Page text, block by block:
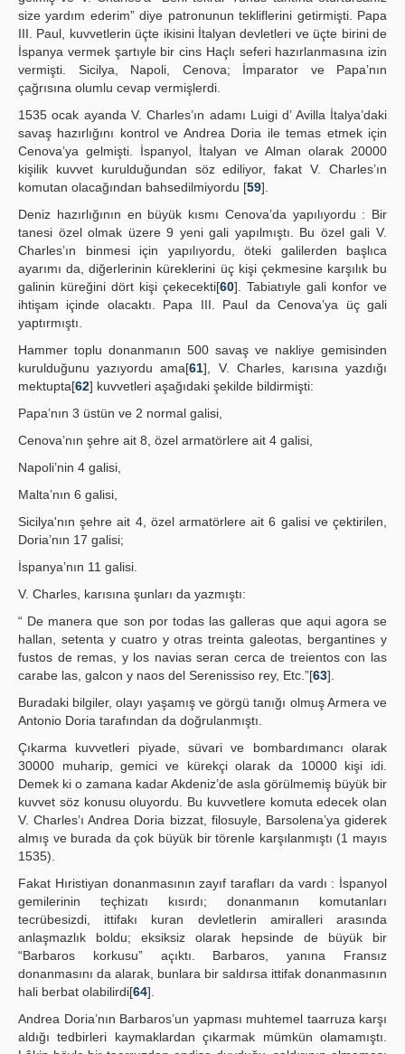
size yardım ederim” diye patronunun tekliflerini getirmişti. Papa
III. Paul, kuvvetlerin üçte ikisini İtalyan devletleri ve üçte birini de
İspanya vermek şartıyle bir cins Haçlı seferi hazırlanmasına izin
vermişti. Sicilya, Napoli, Cenova; İmparator ve Papa’nın
çağrısına olumlu cevap vermişlerdi.
1535 ocak ayanda V. Charles’ın adamı Luigi d’ Avilla İtalya’daki
savaş hazırlığını kontrol ve Andrea Doria ile temas etmek için
Cenova’ya gelmişti. İspanyol, İtalyan ve Alman olarak 20000
kişilik kuvvet kurulduğundan söz ediliyor, fakat V. Charles’ın
komutan olacağından bahsedilmiyordu [59].
Deniz hazırlığının en büyük kısmı Cenova’da yapılıyordu : Bir
tanesi özel olmak üzere 9 yeni gali yapılmıştı. Bu özel gali V.
Charles’ın binmesi için yapılıyordu, öteki galilerden başlıca
ayarımı da, diğerlerinin küreklerini üç kişi çekmesine karşılık bu
galinin küreğini dört kişi çekecekti[60]. Tabiatıyle gali konfor ve
ihtişam içinde olacaktı. Papa III. Paul da Cenova’ya üç gali
yaptırmıştı.
Hammer toplu donanmanın 500 savaş ve nakliye gemisinden
kurulduğunu yazıyordu ama[61], V. Charles, karısına yazdığı
mektupta[62] kuvvetleri aşağıdaki şekilde bildirmişti:
Papa’nın 3 üstün ve 2 normal galisi,
Cenova’nın şehre ait 8, özel armatörlere ait 4 galisi,
Napoli’nin 4 galisi,
Malta’nın 6 galisi,
Sicilya'nın şehre ait 4, özel armatörlere ait 6 galisi ve çektirilen,
Doria’nın 17 galisi;
İspanya’nın 11 galisi.
V. Charles, karısına şunları da yazmıştı:
“ De manera que son por todas las galleras que aqui agora se
hallan, setenta y cuatro y otras treinta galeotas, bergantines y
fustos de remas, y los navias seran cerca de treientos con las
carabe las, galcon y naos del Serenissiso rey, Etc.”[63].
Buradaki bilgiler, olayı yaşamış ve görgü tanığı olmuş Armera ve
Antonio Doria tarafından da doğrulanmıştı.
Çıkarma kuvvetleri piyade, süvari ve bombardımancı olarak
30000 muharip, gemici ve kürekçi olarak da 10000 kişi idi.
Demek ki o zamana kadar Akdeniz’de asla görülmemiş büyük bir
kuvvet söz konusu oluyordu. Bu kuvvetlere komuta edecek olan
V. Charles’ı Andrea Doria bizzat, filosuyle, Barsolena’ya giderek
almış ve burada da çok büyük bir törenle karşılanmıştı (1 mayıs
1535).
Fakat Hıristiyan donanmasının zayıf tarafları da vardı : İspanyol
gemilerinin teçhizatı kısırdı; donanmanın komutanları
tecrübesizdi, ittifakı kuran devletlerin amiralleri arasında
anlaşmazlık boldu; eksiksiz olarak hepsinde de büyük bir
“Barbaros korkusu” açıktı. Barbaros, yanına Fransız
donanmasını da alarak, bunlara bir saldırsa ittifak donanmasının
hali berbat olabilirdi[64].
Andrea Doria’nın Barbaros’un yapması muhtemel taarruza karşı
aldığı tedbirleri kaymaklardan çıkarmak mümkün olamamıştı.